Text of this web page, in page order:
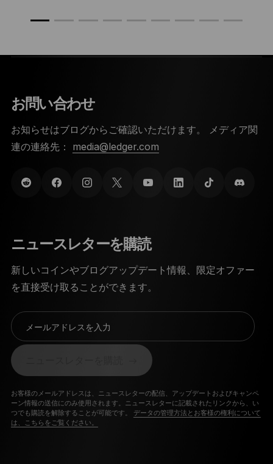
お問い合わせ
お知らせはブログからご確認いただけます。 メディア関
連の連絡先：
media@ledger.com
ニュースレターを購読
新しいコインやブログアップデート情報、限定オファー
を直接受け取ることができます。
メールアドレスを入力
お客様のメールアドレスは、ニュースレターの配信、アップデートおよびキャンペ
ーン情報の送信にのみ使用されます。ニュースレターに記載されたリンクから、い
つでも購読を解除することが可能です。 データの管理方法とお客様の権利について
は、こちらをご覧ください。